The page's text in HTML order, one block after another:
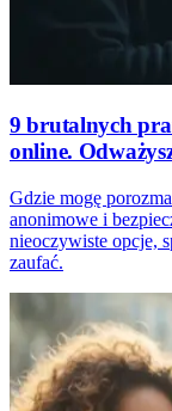
9 brutalnych
online.
Gdzie mogę
anonimowe i
nieoczywiste opcje,
zaufać.